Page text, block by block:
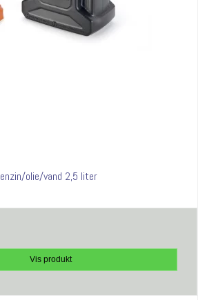
olie/vand 2,5 liter
Vis produkt